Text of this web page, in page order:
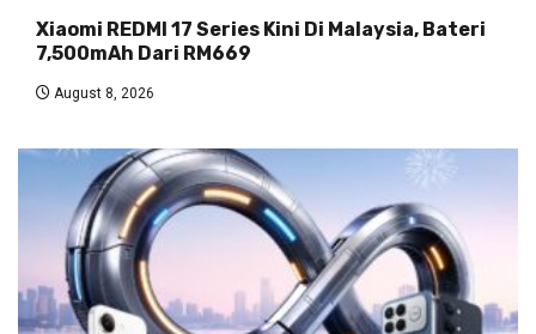
Xiaomi REDMI 17 Series Kini Di Malaysia, Bateri
7,500mAh Dari RM669
August 8, 2026